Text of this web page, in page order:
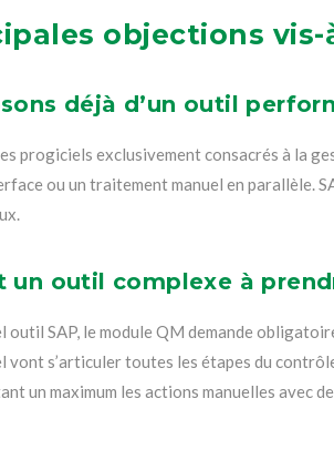
objections vis-
déjà d’un outil
progiciels exclusivement consacrés à la
ou un traitement manuel en parallèle.
un outil complexe à
outil SAP, le module QM demande
vont s’articuler toutes les étapes du
un maximum les actions manuelles avec